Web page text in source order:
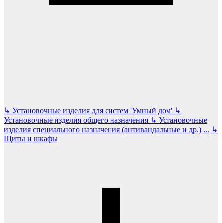
↳ Установочные изделия для систем 'Умный дом' ↳
Установочные изделия общего назначения ↳ Установочные
изделия специального назначения (антивандальные и др.) ... ↳
Щиты и шкафы